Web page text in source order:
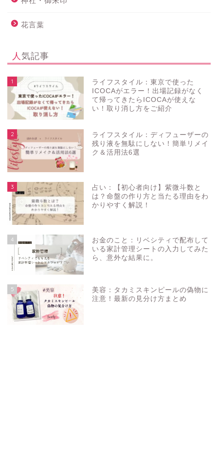
花言葉
人気記事
1
ライフスタイル：東京で使った
ICOCAがエラー！出場記録がなく
て帰ってきたらICOCAが使えな
い！取り消し方をご紹介
2
ライフスタイル：ディフューザーの
残り液を無駄にしない！簡単リメイ
ク＆活用法6選
3
占い：【初心者向け】紫微斗数と
は？命盤の作り方と当たる理由をわ
かりやすく解説！
4
お金のこと：リベシティで配布して
いる家計管理シートの入力してみた
ら、意外な結果に。
5
美容：タカミスキンピールの偽物に
注意！最新の見分け方まとめ